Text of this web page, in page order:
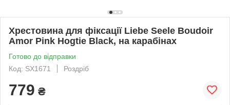
Хрестовина для фіксації Liebe Seele Boudoir
Amor Pink Hogtie Black, на карабінах
Готово до відправки
Код: SX1671
Роздріб
779 ₴